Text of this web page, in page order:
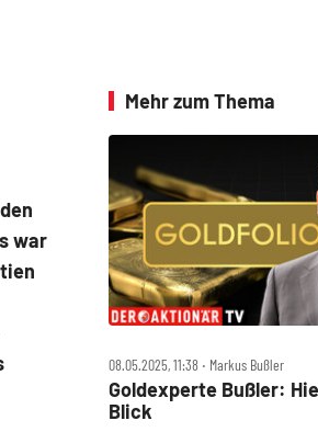
war
Mehr zum Thema
08.05.2025, 11:38 ‧ Markus Bußler
Goldexperte Bußler:
Blick